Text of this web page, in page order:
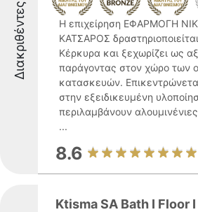
Διακριθέντες
Η επιχείρηση ΕΦΑΡΜΟΓΗ
ΚΑΤΣΑΡΟΣ
Κέρκυρα και ξεχωρίζει ως
παράγοντας στον χώρο των
κατασκευών.
στην εξειδικευμένη
περιλαμβάνουν
...
8.6
Ktisma SA Bath I Floor